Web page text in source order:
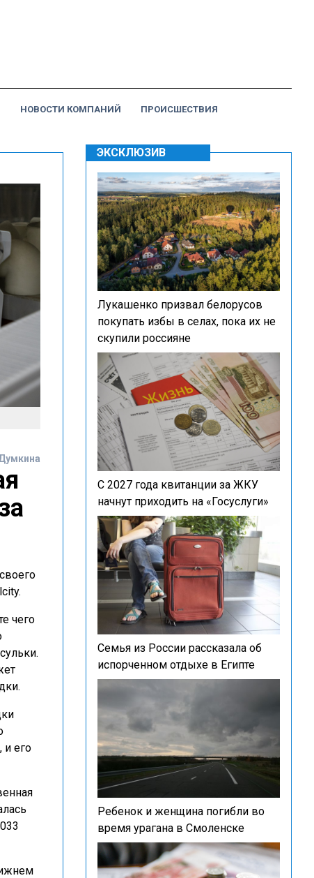
НОВОСТИ КОМПАНИЙ ПРОИСШЕСТВИЯ
чего
и его
ЭКСКЛЮЗИВ
Лукашенко призвал белорусов
покупать избы в селах, пока их не
скупили россияне
С 2027 года квитанции за ЖКУ
начнут приходить на «Госуслуги»
Семья из России рассказала об
испорченном отдыхе в Египте
Ребенок и женщина погибли во
время урагана в Смоленске